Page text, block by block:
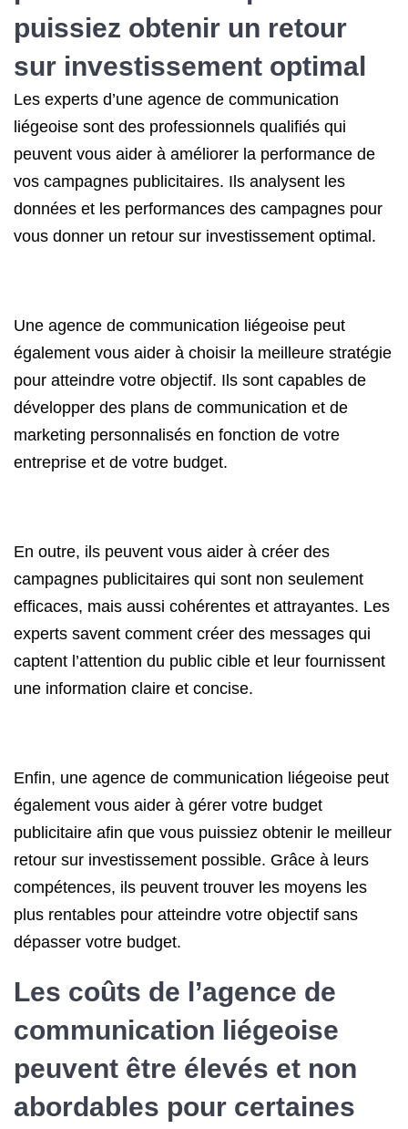
puissiez obtenir un retour
sur investissement optimal
Les experts d’une agence de communication
liégeoise sont des professionnels qualifiés qui
peuvent vous aider à améliorer la performance de
vos campagnes publicitaires. Ils analysent les
données et les performances des campagnes pour
vous donner un retour sur investissement optimal.
Une agence de communication liégeoise peut
également vous aider à choisir la meilleure stratégie
pour atteindre votre objectif. Ils sont capables de
développer des plans de communication et de
marketing personnalisés en fonction de votre
entreprise et de votre budget.
En outre, ils peuvent vous aider à créer des
campagnes publicitaires qui sont non seulement
efficaces, mais aussi cohérentes et attrayantes. Les
experts savent comment créer des messages qui
captent l’attention du public cible et leur fournissent
une information claire et concise.
Enfin, une agence de communication liégeoise peut
également vous aider à gérer votre budget
publicitaire afin que vous puissiez obtenir le meilleur
retour sur investissement possible. Grâce à leurs
compétences, ils peuvent trouver les moyens les
plus rentables pour atteindre votre objectif sans
dépasser votre budget.
Les coûts de l’agence de
communication liégeoise
peuvent être élevés et non
abordables pour certaines